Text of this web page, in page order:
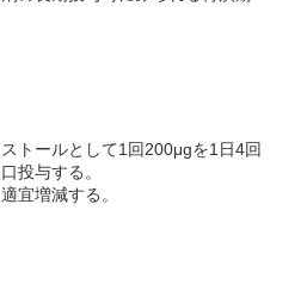
トールとして1回200μgを1日4回
投与する。
宜増減する。